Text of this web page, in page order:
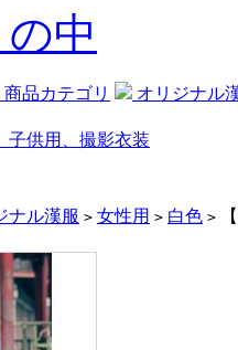
中
商品カテゴリ
オリジナル
子供用、撮影衣装
ナル漢服 > 女性用 > 白色 >